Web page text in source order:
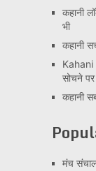
कहानी
भी
कहानी
Kahani
सोचने
कहानी
मंच